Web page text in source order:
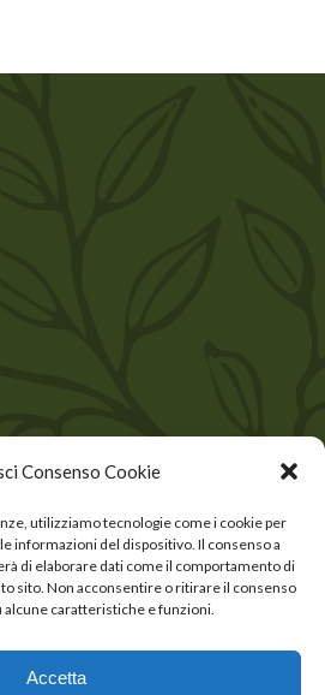
Consenso Cookie
utilizziamo tecnologie come i cookie per
informazioni del dispositivo. Il consenso a
di elaborare dati come il comportamento di
sito. Non acconsentire o ritirare il consenso
caratteristiche e funzioni.
Accetta
informazioni